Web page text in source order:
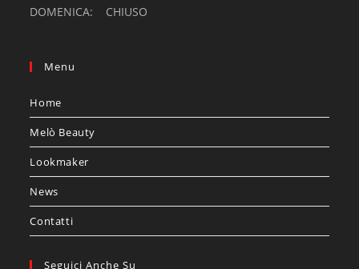
DOMENICA: CHIUSO
Menu
Home
Melò Beauty
Lookmaker
News
Contatti
Seguici Anche Su